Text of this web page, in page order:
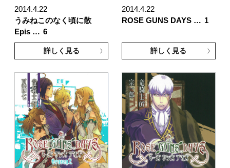
2014.4.22
うみねこのなく頃に散
Epis … 6
詳しく見る
2014.4.22
ROSE GUNS DAYS … 1
詳しく見る